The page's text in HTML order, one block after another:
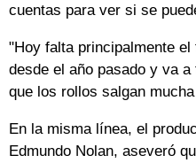
cuentas para ver si se
"Hoy falta principalmente
desde el año pasado y va
que los rollos salgan
En la misma línea, el
Edmundo Nolan, aseveró